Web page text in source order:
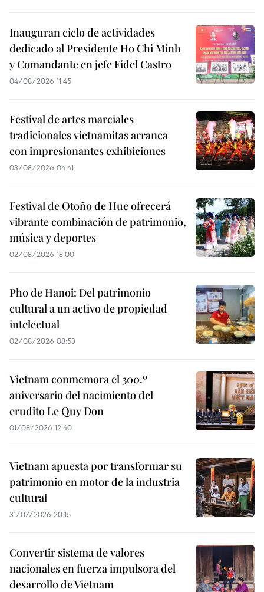
Inauguran ciclo de actividades
dedicado al Presidente Ho Chi Minh
y Comandante en jefe Fidel Castro
04/08/2026 11:45
Festival de artes marciales
tradicionales vietnamitas arranca
con impresionantes exhibiciones
03/08/2026 04:41
Festival de Otoño de Hue ofrecerá
vibrante combinación de patrimonio,
música y deportes
02/08/2026 18:00
Pho de Hanoi: Del patrimonio
cultural a un activo de propiedad
intelectual
02/08/2026 08:53
Vietnam conmemora el 300.º
aniversario del nacimiento del
erudito Le Quy Don
01/08/2026 12:40
Vietnam apuesta por transformar su
patrimonio en motor de la industria
cultural
31/07/2026 20:15
Convertir sistema de valores
nacionales en fuerza impulsora del
desarrollo de Vietnam